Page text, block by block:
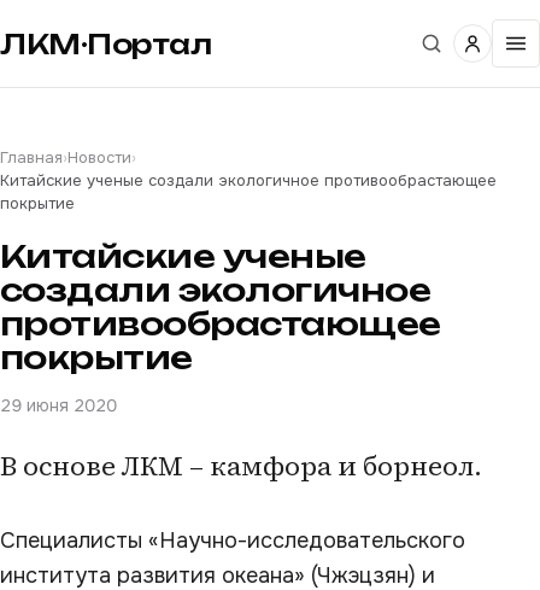
ЛКМ·Портал
Главная›Новости›
Китайские ученые создали экологичное противообрастающее
покрытие
Китайские ученые
создали экологичное
противообрастающее
покрытие
29 июня 2020
В основе ЛКМ – камфора и борнеол.
Специалисты «Научно-исследовательского
института развития океана» (Чжэцзян) и